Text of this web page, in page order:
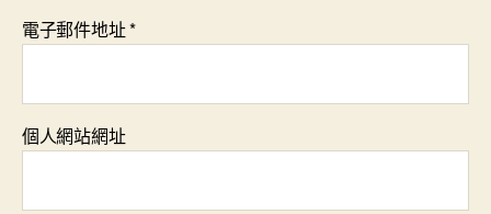
電子郵件地址*
個人網站網址